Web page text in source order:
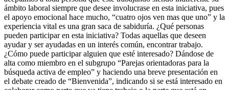
ámbito laboral siempre que desee involucrase en esta iniciativa, pues
el apoyo emocional hace mucho, “cuatro ojos ven mas que uno” y la
experiencia vital es una gran saca de sabiduría. ¿Qué personas
pueden participar en esta iniciativa? Todas aquellas que deseen
ayudar y ser ayudadas en un interés común, encontrar trabajo.
¿Cómo puede participar alguien que esté interesado? Dándose de
alta como miembro en el subgrupo “Parejas orientadoras para la
búsqueda activa de empleo” y haciendo una breve presentación en
el debate creado de “Bienvenida”, indicando si se está interesado en